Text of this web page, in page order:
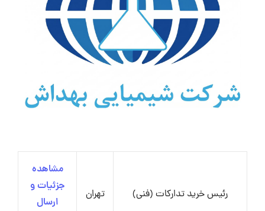
رئیس خرید تدارکات (فنی) تهران
مشاهده
جزئیات و
ارسال